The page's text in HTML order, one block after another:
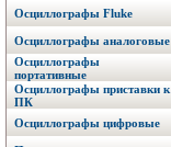
Осциллографы Fluke
Осциллографы аналоговые
Осциллографы
портативные
Осциллографы приставки к
ПК
Осциллографы цифровые